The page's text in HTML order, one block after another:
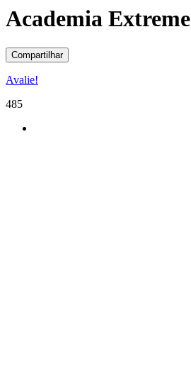
Academia Extreme
Compartilhar
Avalie!
485